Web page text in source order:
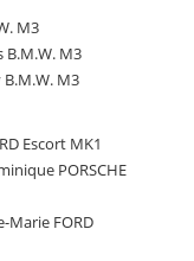
M3
B.M.W. M3
B.M.W. M3
Escort MK1
PORSCHE
Marie FORD